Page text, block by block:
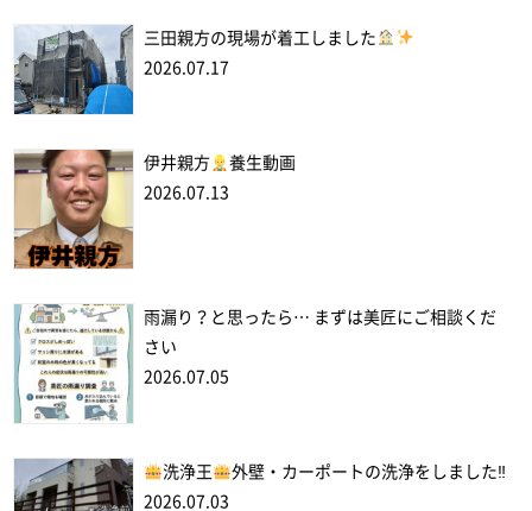
三田親方の現場が着工しました
2026.07.17
伊井親方
養生動画
2026.07.13
雨漏り？と思ったら… まずは美匠にご相談くだ
さい
2026.07.05
洗浄王
外壁・カーポートの洗浄をしました‼
2026.07.03